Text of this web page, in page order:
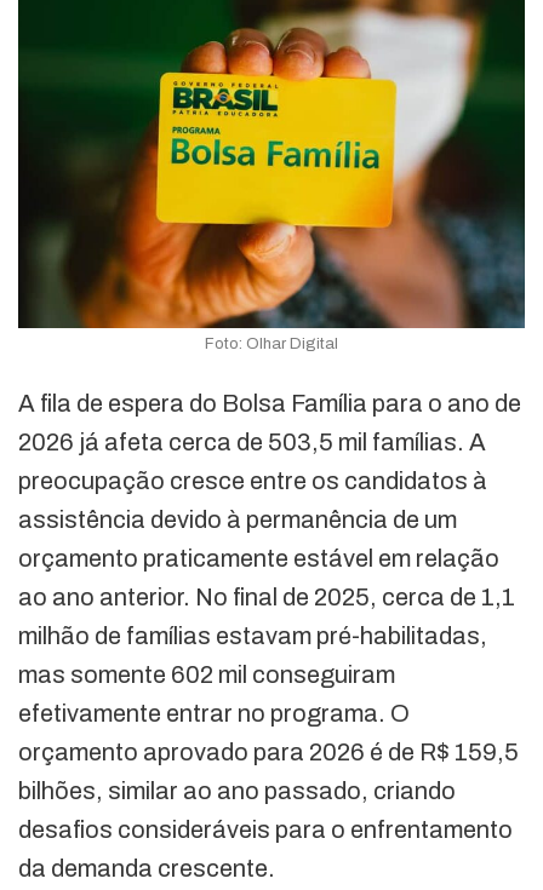
Foto: Olhar Digital
A fila de espera do Bolsa Família para o ano de
2026 já afeta cerca de 503,5 mil famílias. A
preocupação cresce entre os candidatos à
assistência devido à permanência de um
orçamento praticamente estável em relação
ao ano anterior. No final de 2025, cerca de 1,1
milhão de famílias estavam pré-habilitadas,
mas somente 602 mil conseguiram
efetivamente entrar no programa. O
orçamento aprovado para 2026 é de R$ 159,5
bilhões, similar ao ano passado, criando
desafios consideráveis para o enfrentamento
da demanda crescente.